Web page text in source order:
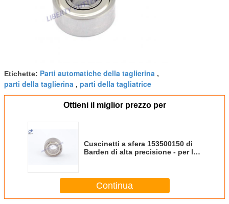
Etichette: Parti automatiche della taglierina ,
parti della taglierina , parti della tagliatrice
Ottieni il miglior prezzo per
Cuscinetti a sfera 153500150 di
Barden di alta precisione - per la
Continua